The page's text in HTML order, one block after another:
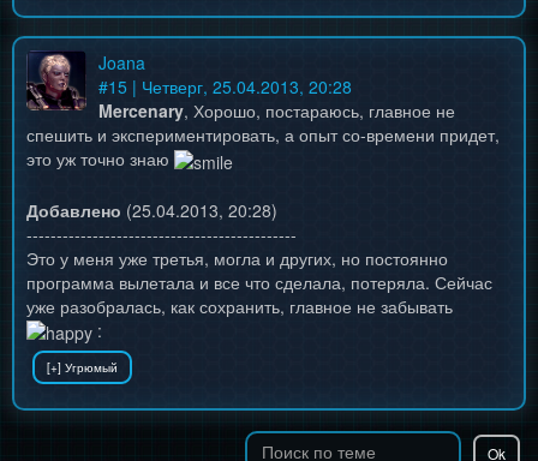
Joana
#15 | Четверг, 25.04.2013, 20:28
Mercenary, Хорошо, постараюсь, главное не
спешить и экспериментировать, а опыт со-времени придет,
это уж точно знаю
Добавлено (25.04.2013, 20:28)
---------------------------------------------
Это у меня уже третья, могла и других, но постоянно
программа вылетала и все что сделала, потеряла. Сейчас
уже разобралась, как сохранить, главное не забывать
: